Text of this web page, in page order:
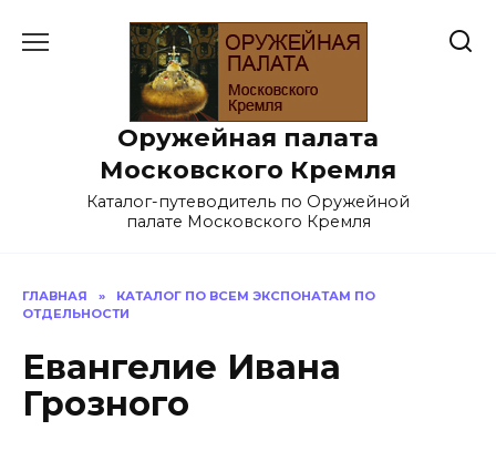
Оружейная палата
Московского Кремля
Каталог-путеводитель по Оружейной
палате Московского Кремля
ГЛАВНАЯ »
КАТАЛОГ ПО ВСЕМ ЭКСПОНАТАМ ПО
ОТДЕЛЬНОСТИ
Евангелие Ивана
Грозного